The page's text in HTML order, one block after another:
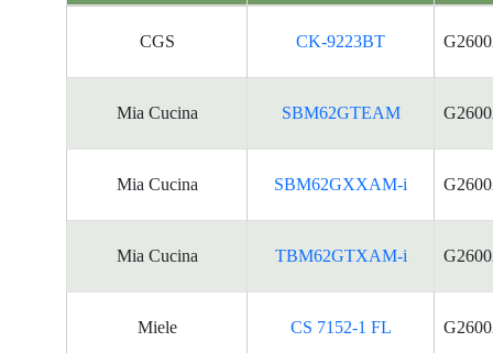
能
CGS CK-9223BT
Mia Cucina SBM62GTEAM
Mia Cucina SBM62GXXAM-i
Mia Cucina TBM62GTXAM-i
Miele CS 7152-1 FL